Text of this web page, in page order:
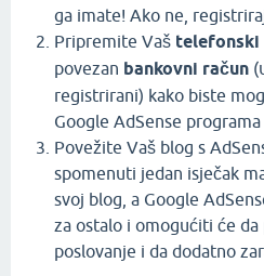
ga imate! Ako ne,
Pripremite Vaš telefonski
povezan bankovni račun
registrirani) kako biste
Google AdSense programa
Povežite Vaš blog s
spomenuti jedan isječak
svoj blog, a Google
za ostalo i omogućiti će
poslovanje i da dodatno